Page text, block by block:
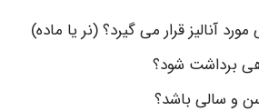
آنالیز قرار می گیرد؟ (نر یا ماده)
برداشت شود؟
و سالی باشد؟